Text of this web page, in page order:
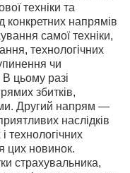
техніки та
конкретних напрямів
самої техніки,
технологічних
чи
цьому разі
збитків,
Другий напрям —
наслідків
технологічних
цих новинок.
страхувальника,